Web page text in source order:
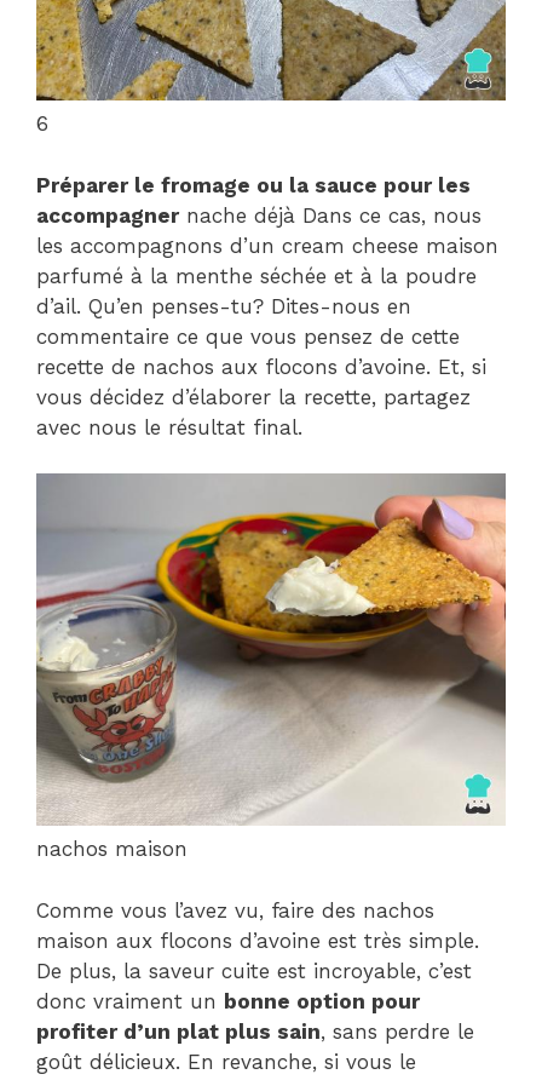
6
Préparer le fromage ou la sauce pour les
accompagnernache déjà Dans ce cas, nous
les accompagnons d’un cream cheese maison
parfumé à la menthe séchée et à la poudre
d’ail. Qu’en penses-tu? Dites-nous en
commentaire ce que vous pensez de cette
recette de nachos aux flocons d’avoine. Et, si
vous décidez d’élaborer la recette, partagez
avec nous le résultat final.
nachos maison
Comme vous l’avez vu, faire des nachos
maison aux flocons d’avoine est très simple.
De plus, la saveur cuite est incroyable, c’est
donc vraiment un bonne option pour
profiter d’un plat plus sain, sans perdre le
goût délicieux. En revanche, si vous le